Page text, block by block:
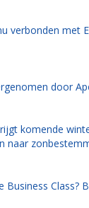
verbonden met
door
komende
naar
Business Class?